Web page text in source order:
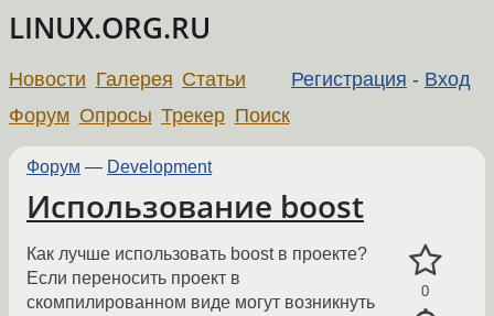
LINUX.ORG.RU
Регистрация - Вход
Новости Галерея Статьи
Форум Опросы Трекер Поиск
Форум — Development
Использование boost
0
Как лучше использовать boost в проекте?
Если переносить проект в
скомпилированном виде могут возникнуть